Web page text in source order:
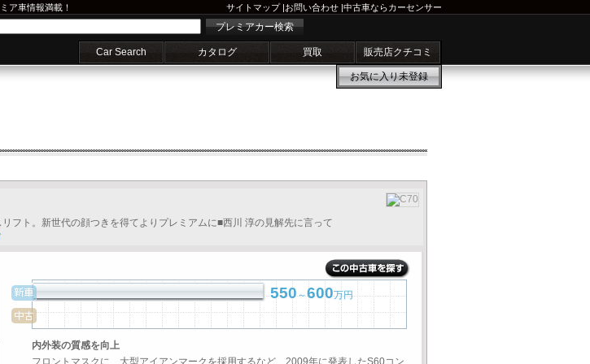
ア車情報満載！ サイトマップ|お問い合わせ |中古車ならカーセンサー
プレミアカー検索
Car Search カタログ 買取 販売店クチコミ
お気に入り未登録
フト。新世代の顔つきを得てよりプレミアムに■西川 淳の見解先に言って
550～600万円
内外装の質感を向上
フロントマスクに、大型アイアンマークを採用するなど、2009年に発表したS60コン